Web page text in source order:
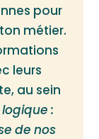
pour
métier.
leurs
au sein
:
de nos